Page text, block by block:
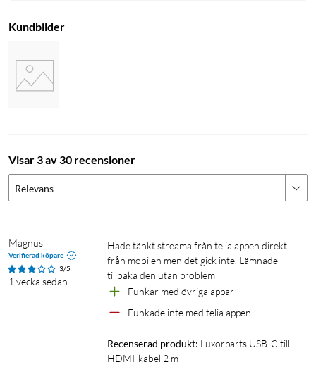
Kundbilder
Visar 3 av 30 recensioner
Relevans
Magnus
Verifierad köpare
3/5
1 vecka sedan
Hade tänkt streama från telia appen direkt
från mobilen men det gick inte. Lämnade
tillbaka den utan problem
Funkar med övriga appar
Funkade inte med telia appen
Recenserad produkt: Luxorparts USB-C till
HDMI-kabel 2 m